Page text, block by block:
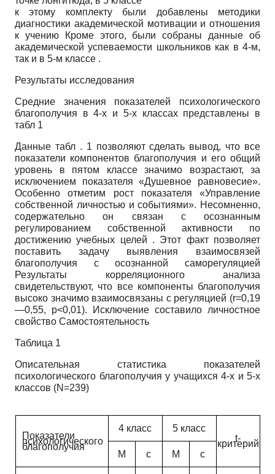
к этому комплекту были добавлены методики
диагностики академической мотивации и отношения
к учению Кроме этого, были собраны данные об
академической успеваемости школьников как в 4-м,
так и в 5-м классе .
Результаты исследования
Средние значения показателей психологического
благополучия в 4-х и 5-х классах представлены в
табл 1
Данные табл . 1 позволяют сделать вывод, что все
показатели компонентов благополучия и его общий
уровень в пятом классе значимо возрастают, за
исключением показателя «Душевное равновесие».
Особенно отметим рост показателя «Управление
собственной личностью и событиями». Несомненно,
содержательно он связан с осознанным
регулированием собственной активности по
достижению учебных целей . Этот факт позволяет
поставить задачу выявления взаимосвязей
благополучия с осознанной саморегуляцией
Результаты корреляционного анализа
свидетельствуют, что все компоненты благополучия
высоко значимо взаимосвязаны с регуляцией (r=0,19
—0,55, p<0,01). Исключение составило личностное
свойство Самостоятельность
Таблица 1
Описательная статистика показателей
психологического благополучия у учащихся 4-х и 5-х
классов (N=239)
Показатели
психологического
благополучия
4 класс
5 класс
t-
критерий
M
с M с